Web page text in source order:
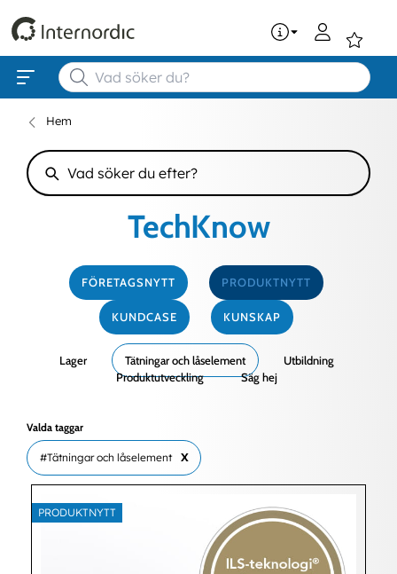
Hem
TechKnow
FÖRETAGSNYTT PRODUKTNYTT
KUNDCASE KUNSKAP
Lager Tätningar och låselement
Utbildning
Produktutveckling
Säg hej
Valda taggar
#Tätningar och låselement X
PRODUKTNYTT